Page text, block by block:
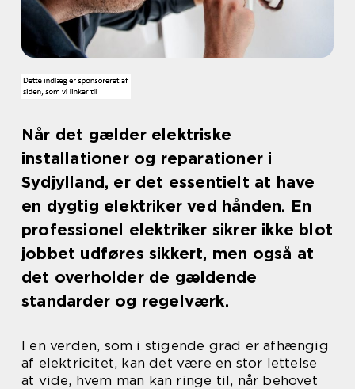
Når det gælder elektriske
installationer og reparationer i
Sydjylland, er det essentielt at have
en dygtig elektriker ved hånden. En
professionel elektriker sikrer ikke blot
jobbet udføres sikkert, men også at
det overholder de gældende
standarder og regelværk.
I en verden, som i stigende grad er afhængig
af elektricitet, kan det være en stor lettelse
at vide, hvem man kan ringe til, når behovet